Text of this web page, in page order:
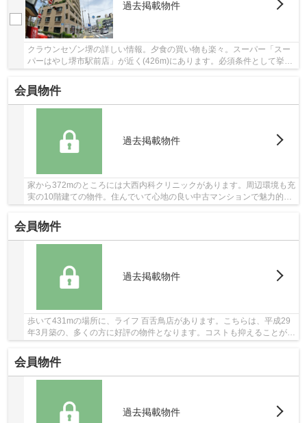
過去掲載物件
クラウンセゾン堺の詳しい情報。夕食の買い物も楽々。スーパー「スー
パーはやし堺市駅前店」が近く(426m)にあります。必須条件として挙げ
会員物件
過去掲載物件
家から372mのところには大西内科クリニックがあります。周辺環境も充
実の10階建ての物件。住んでいて心地の良い中古マンションで魅力的で
会員物件
過去掲載物件
歩いて431mの場所に、ライフ 百舌鳥店があります。こちらは、平成29
年3月築の、多くの方に好評の物件となります。コストも抑えることがで
会員物件
過去掲載物件